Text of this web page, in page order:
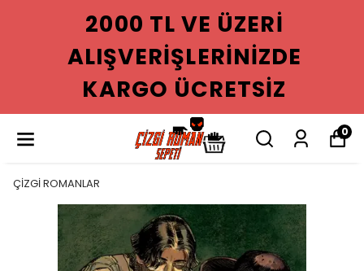
2000 TL VE ÜZERI
ALIŞVERIŞLERINIZDE
KARGO ÜCRETSIZ
0
ÇİZGİ ROMANLAR